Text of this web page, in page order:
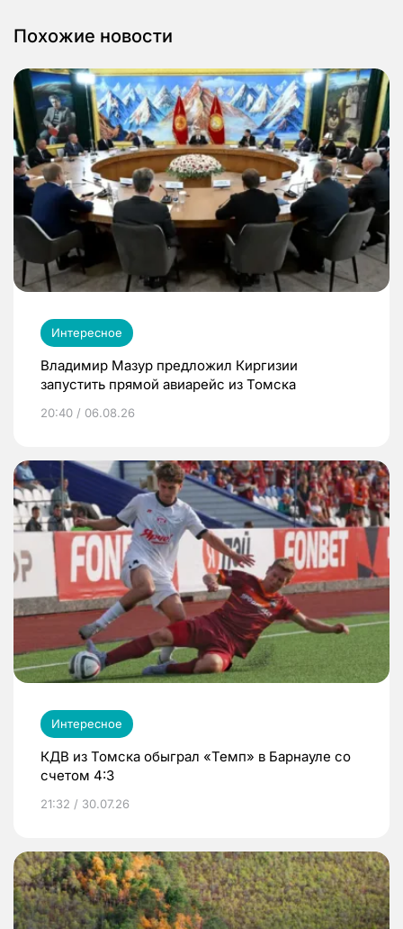
Похожие новости
Интересное
Владимир Мазур предложил Киргизии
запустить прямой авиарейс из Томска
20:40 / 06.08.26
Интересное
КДВ из Томска обыграл «Темп» в Барнауле со
счетом 4:3
21:32 / 30.07.26